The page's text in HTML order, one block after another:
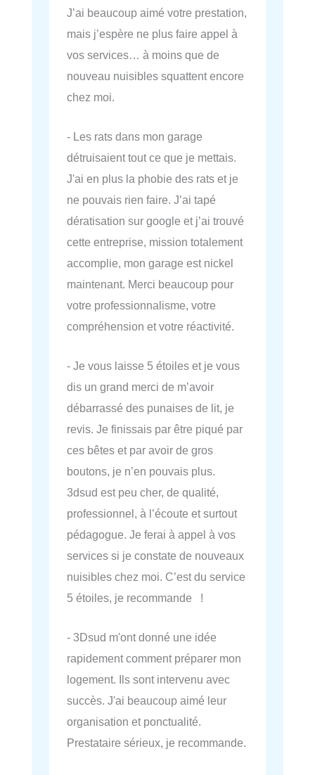
J’ai beaucoup aimé votre prestation,
mais j’espère ne plus faire appel à
vos services… à moins que de
nouveau nuisibles squattent encore
chez moi.
- Les rats dans mon garage
détruisaient tout ce que je mettais.
J'ai en plus la phobie des rats et je
ne pouvais rien faire. J’ai tapé
dératisation sur google et j’ai trouvé
cette entreprise, mission totalement
accomplie, mon garage est nickel
maintenant. Merci beaucoup pour
votre professionnalisme, votre
compréhension et votre réactivité.
- Je vous laisse 5 étoiles et je vous
dis un grand merci de m’avoir
débarrassé des punaises de lit, je
revis. Je finissais par être piqué par
ces bêtes et par avoir de gros
boutons, je n’en pouvais plus.
3dsud est peu cher, de qualité,
professionnel, à l’écoute et surtout
pédagogue. Je ferai à appel à vos
services si je constate de nouveaux
nuisibles chez moi. C’est du service
5 étoiles, je recommande !
- 3Dsud m'ont donné une idée
rapidement comment préparer mon
logement. Ils sont intervenu avec
succès. J'ai beaucoup aimé leur
organisation et ponctualité.
Prestataire sérieux, je recommande.